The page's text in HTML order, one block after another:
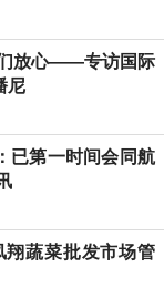
放心——专访国际
尼
已第一时间会同航
翔蔬菜批发市场管